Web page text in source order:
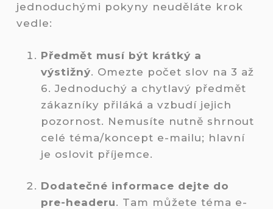
jednoduchými pokyny neuděláte krok
vedle:
Předmět musí být krátký a
výstižný. Omezte počet slov na 3 až
6. Jednoduchý a chytlavý předmět
zákazníky přiláká a vzbudí jejich
pozornost. Nemusíte nutně shrnout
celé téma/koncept e-mailu; hlavní
je oslovit příjemce.
Dodatečné informace dejte do
pre-headeru. Tam můžete téma e-